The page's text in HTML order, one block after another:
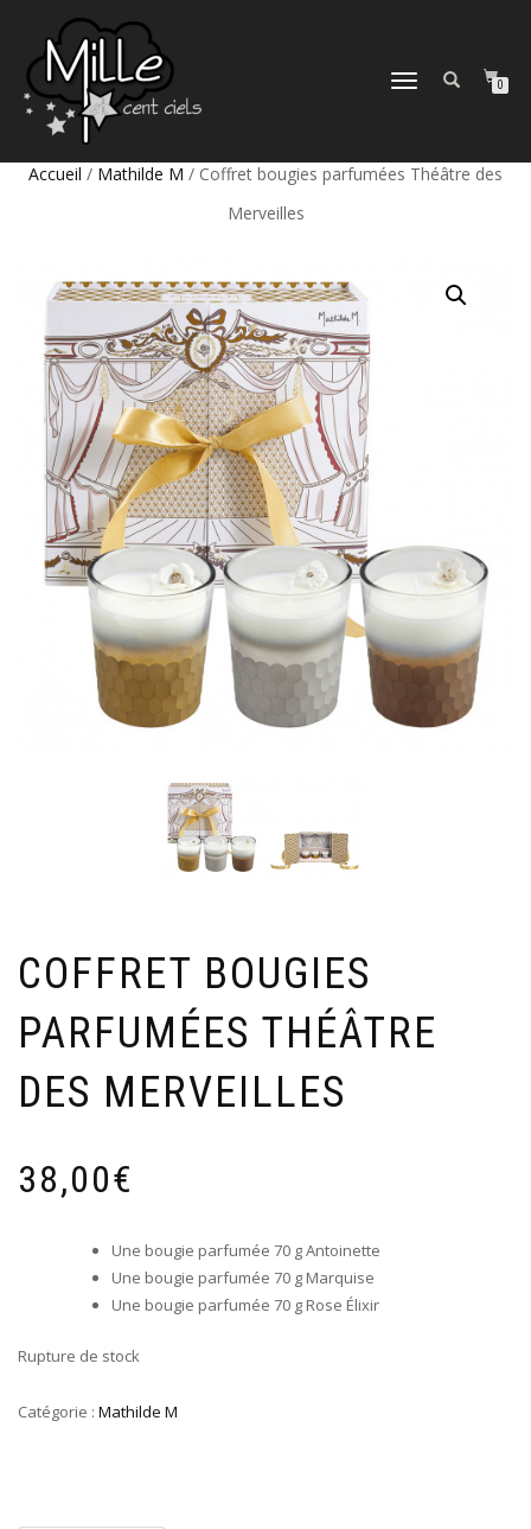
DÉPLIER
0
Accueil / Mathilde M / Coffret bougies parfumées Théâtre des
Merveilles
COFFRET BOUGIES
PARFUMÉES THÉÂTRE
DES MERVEILLES
38,00€
Une bougie parfumée 70 g Antoinette
Une bougie parfumée 70 g Marquise
Une bougie parfumée 70 g Rose Élixir
Rupture de stock
Catégorie : Mathilde M